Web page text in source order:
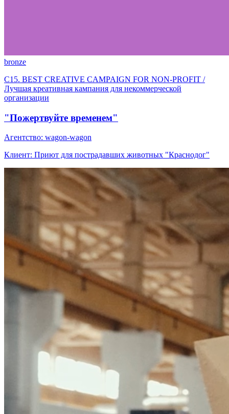
bronze
C15. BEST CREATIVE CAMPAIGN FOR NON-PROFIT /
Лучшая креативная кампания для некоммерческой
организации
"Пожертвуйте временем"
Агентство: wagon-wagon
Клиент: Приют для пострадавших животных "Краснодог"